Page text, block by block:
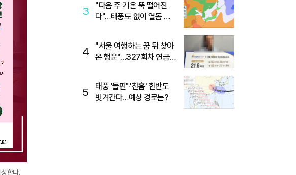
한다.
3
"다음 주 기온 뚝 떨어진
다"…태풍도 없이 열돔 박
4
"서울 여행하는 꿈 뒤 찾아
온 행운"…327회차 연금
5
태풍 '돌핀'·'찬홈' 한반도
빗겨간다…예상 경로는?